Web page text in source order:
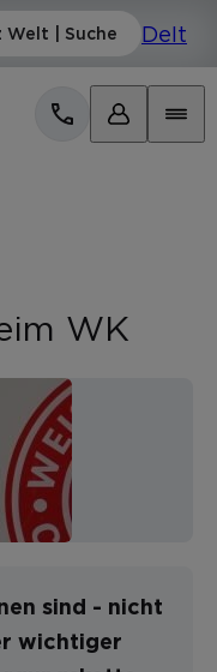
WK
sind - nicht
wichtiger